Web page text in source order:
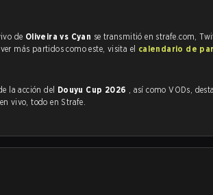
de Oliveira vs Cyan se transmitió en strafe.com,
más partidos como este, visita el calendario de
la acción del Douyu Cup 2026 , así como VODs, destacados y
vivo, todo en Strafe.